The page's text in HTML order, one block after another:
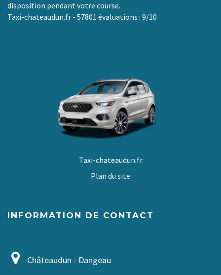
disposition pendant votre course.
Taxi-chateaudun.fr - 57801 évaluations : 9/10
Taxi-chateaudun.fr
Plan du site
INFORMATION DE CONTACT
Châteaudun - Dangeau